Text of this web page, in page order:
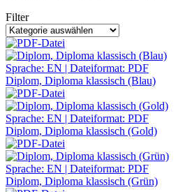
Filter
Sprache: EN | Dateiformat: PDF
Diplom, Diploma klassisch (Blau)
Sprache: EN | Dateiformat: PDF
Diplom, Diploma klassisch (Gold)
Sprache: EN | Dateiformat: PDF
Diplom, Diploma klassisch (Grün)